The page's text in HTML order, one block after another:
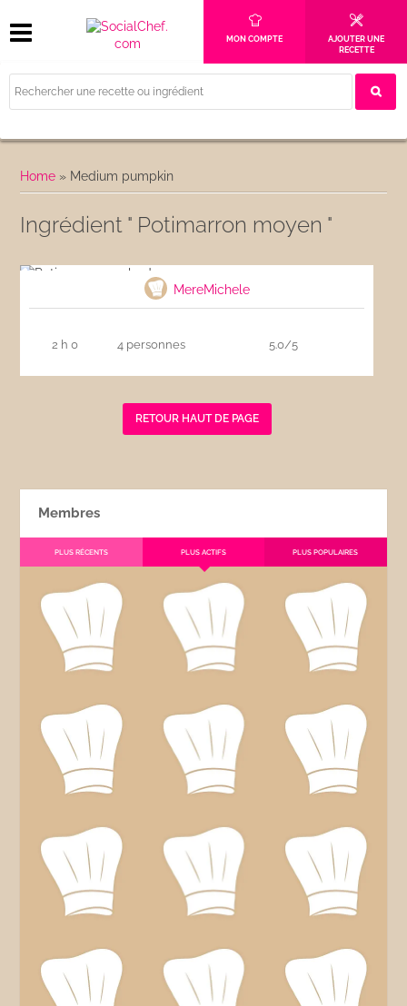
MON COMPTE
AJOUTER UNE
RECETTE
Home » Medium pumpkin
Ingrédient " Potimarron moyen "
MereMichele
2 h 0 4 personnes 5.0/5
RETOUR HAUT DE PAGE
Membres
PLUS RÉCENTS PLUS ACTIFS PLUS POPULAIRES